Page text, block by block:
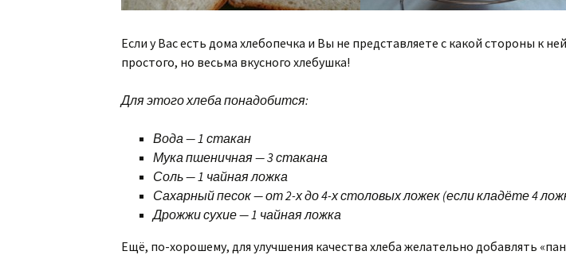
Если у Вас есть дома хлебопечка и Вы не представляете с какой стороны к
простого, но весьма вкусного хлебушка!
Для этого хлеба понадобится:
Вода — 1 стакан
Мука пшеничная — 3 стакана
Соль — 1 чайная ложка
Сахарный песок — от 2-х до 4-х столовых ложек (если кладёте 4
Дрожжи сухие — 1 чайная ложка
Ещё, по-хорошему, для улучшения качества хлеба желательно добавлять